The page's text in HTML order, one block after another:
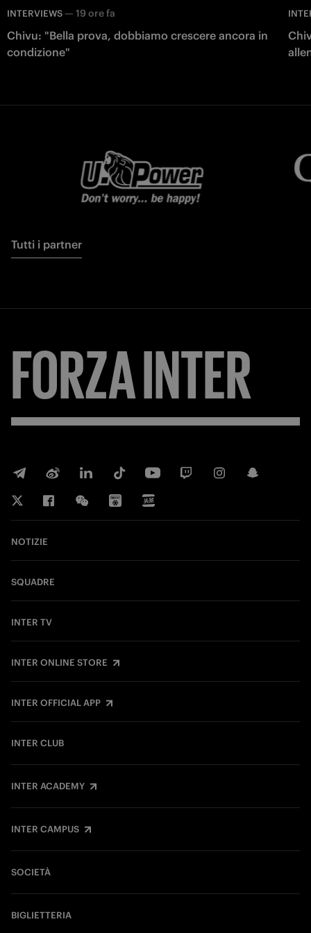
INTERVIEWS — 19 ore fa
Chivu: "Bella prova, dobbiamo crescere ancora in
condizione"
Tutti i partner
FORZAINTER
NOTIZIE
SQUADRE
INTER TV
INTER ONLINE STORE
INTER OFFICIAL APP
INTER CLUB
INTER ACADEMY
INTER CAMPUS
SOCIETÀ
BIGLIETTERIA